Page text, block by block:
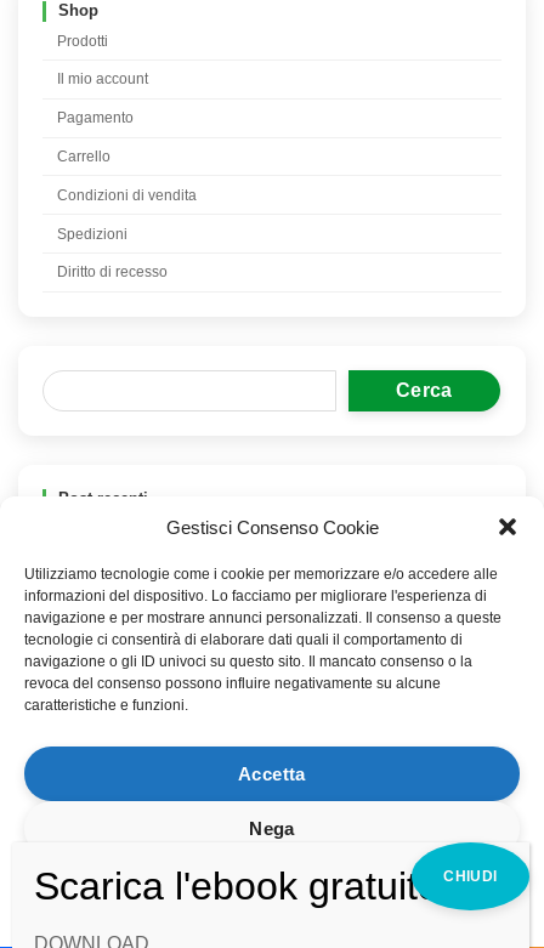
Gestisci Consenso Cookie
Utilizziamo tecnologie come i cookie per memorizzare e/o accedere alle
informazioni del dispositivo. Lo facciamo per migliorare l'esperienza di
navigazione e per mostrare annunci personalizzati. Il consenso a queste
tecnologie ci consentirà di elaborare dati quali il comportamento di
navigazione o gli ID univoci su questo sito. Il mancato consenso o la
revoca del consenso possono influire negativamente su alcune
caratteristiche e funzioni.
Accetta
Nega
Visualizza le preferenze
Shop
Prodotti
Il mio account
Pagamento
Carrello
Condizioni di vendita
Spedizioni
Diritto di recesso
Cerca
Post recenti
Earthing
Come utilizzare il Biotensor con le piante
Webinar Live 27 Giugno 2024
DOWNLOAD